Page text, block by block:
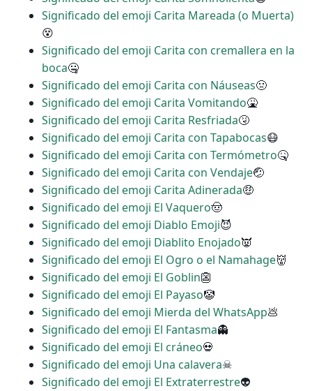
Significado del emoji Carita Mareada (o Muerta)
😵
Significado del emoji Carita con cremallera en la
boca🤐
Significado del emoji Carita con Náuseas🤢
Significado del emoji Carita Vomitando🤮
Significado del emoji Carita Resfriada🤧
Significado del emoji Carita con Tapabocas😷
Significado del emoji Carita con Termómetro🤒
Significado del emoji Carita con Vendaje🤕
Significado del emoji Carita Adinerada🤑
Significado del emoji El Vaquero🤠
Significado del emoji Diablo Emoji😈
Significado del emoji Diablito Enojado👿
Significado del emoji El Ogro o el Namahage👹
Significado del emoji El Goblin👺
Significado del emoji El Payaso🤡
Significado del emoji Mierda del WhatsApp💩
Significado del emoji El Fantasma👻
Significado del emoji El cráneo💀
Significado del emoji Una calavera☠
Significado del emoji El Extraterrestre👽